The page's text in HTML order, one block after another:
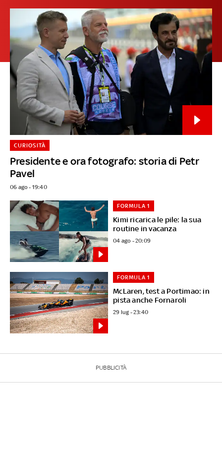
Presidente e ora fotografo: storia di Petr
Pavel
CURIOSITÀ
06 ago - 19:40
Kimi ricarica le pile: la sua
routine in vacanza
FORMULA 1
04 ago - 20:09
McLaren, test a Portimao: in
pista anche Fornaroli
FORMULA 1
29 lug - 23:40
PUBBLICITÀ